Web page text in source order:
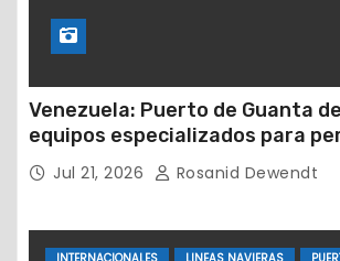
Venezuela: Puerto de Guanta
equipos especializados para
petrolera
Jul 21, 2026 Rosanid Dewendt